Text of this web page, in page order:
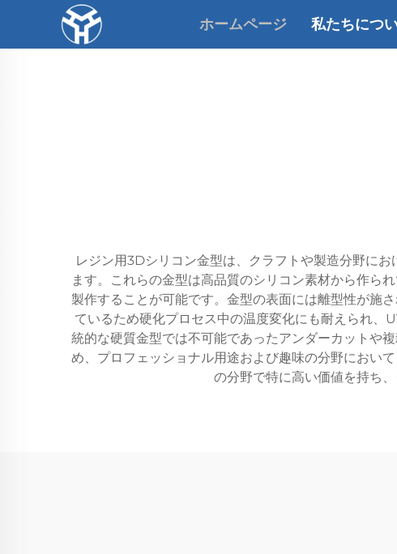
ホームページ 私たちにつ
レジン用3Dシリコン金型は、クラフトや製造分野に
ます。これらの金型は高品質のシリコン素材から作ら
製作することが可能です。金型の表面には離型性が施
ているため硬化プロセス中の温度変化にも耐えられ、
統的な硬質金型では不可能であったアンダーカットや
め、プロフェッショナル用途および趣味の分野におい
の分野で特に高い価値を持ち